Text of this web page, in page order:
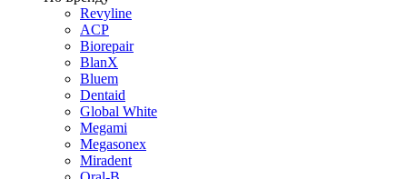
Revyline
ACP
Biorepair
BlanX
Bluem
Dentaid
Global White
Megami
Megasonex
Miradent